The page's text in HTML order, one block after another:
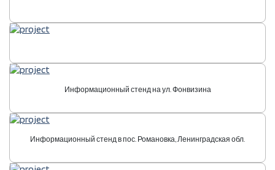
Информационный стенд на ул. Фонвизина
Информационный стенд в пос. Романовка, Ленинградская обл.